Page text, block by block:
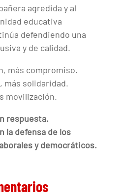
agredida y al
educativa
defendiendo una
y de calidad.
más compromiso.
más solidaridad.
movilización.
respuesta.
la defensa de los
y democráticos.